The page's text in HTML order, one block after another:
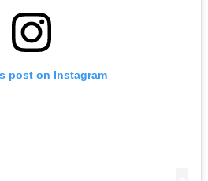
post on Instagram